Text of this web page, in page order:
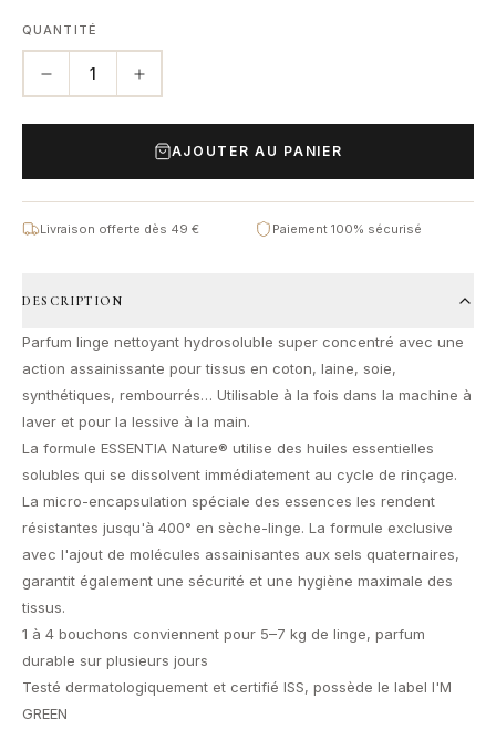
QUANTITÉ
1
AJOUTER AU PANIER
Livraison offerte dès 49 € Paiement 100% sécurisé
DESCRIPTION
Parfum linge nettoyant hydrosoluble super concentré avec une
action assainissante pour tissus en coton, laine, soie,
synthétiques, rembourrés… Utilisable à la fois dans la machine à
laver et pour la lessive à la main.
La formule ESSENTIA Nature® utilise des huiles essentielles
solubles qui se dissolvent immédiatement au cycle de rinçage.
La micro-encapsulation spéciale des essences les rendent
résistantes jusqu'à 400° en sèche-linge. La formule exclusive
avec l'ajout de molécules assainisantes aux sels quaternaires,
garantit également une sécurité et une hygiène maximale des
tissus.
1 à 4 bouchons conviennent pour 5–7 kg de linge, parfum
durable sur plusieurs jours
Testé dermatologiquement et certifié ISS, possède le label I'M
GREEN